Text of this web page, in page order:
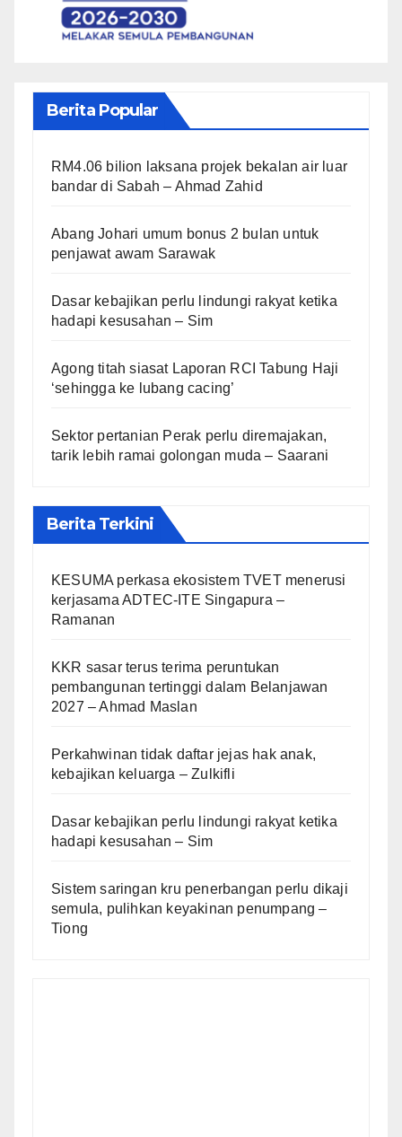
Berita Popular
RM4.06 bilion laksana projek bekalan air luar
bandar di Sabah – Ahmad Zahid
Abang Johari umum bonus 2 bulan untuk
penjawat awam Sarawak
Dasar kebajikan perlu lindungi rakyat ketika
hadapi kesusahan – Sim
Agong titah siasat Laporan RCI Tabung Haji
‘sehingga ke lubang cacing’
Sektor pertanian Perak perlu diremajakan,
tarik lebih ramai golongan muda – Saarani
Berita Terkini
KESUMA perkasa ekosistem TVET menerusi
kerjasama ADTEC-ITE Singapura –
Ramanan
KKR sasar terus terima peruntukan
pembangunan tertinggi dalam Belanjawan
2027 – Ahmad Maslan
Perkahwinan tidak daftar jejas hak anak,
kebajikan keluarga – Zulkifli
Dasar kebajikan perlu lindungi rakyat ketika
hadapi kesusahan – Sim
Sistem saringan kru penerbangan perlu dikaji
semula, pulihkan keyakinan penumpang –
Tiong